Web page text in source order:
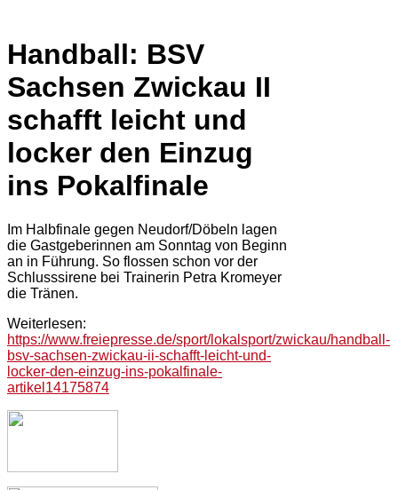
Handball: BSV
Sachsen Zwickau II
schafft leicht und
locker den Einzug
ins Pokalfinale
Im Halbfinale gegen Neudorf/Döbeln lagen
die Gastgeberinnen am Sonntag von Beginn
an in Führung. So flossen schon vor der
Schlusssirene bei Trainerin Petra Kromeyer
die Tränen.
Weiterlesen:
https://www.freiepresse.de/sport/lokalsport/zwickau/handball-
bsv-sachsen-zwickau-ii-schafft-leicht-und-
locker-den-einzug-ins-pokalfinale-
artikel14175874